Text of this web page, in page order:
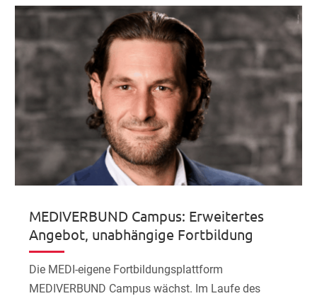
MEDIVERBUND Campus: Erweitertes
Angebot, unabhängige Fortbildung
Die MEDI-eigene Fortbildungsplattform
MEDIVERBUND Campus wächst. Im Laufe des